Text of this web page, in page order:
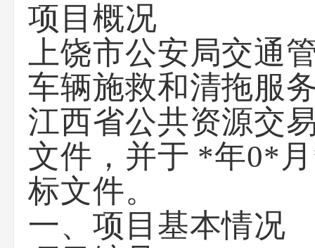
项目概况
上饶市公安局交通
车辆施救和清拖服
江西省公共资源交
文件，并于 *年0*
标文件。
一、项目基本情况